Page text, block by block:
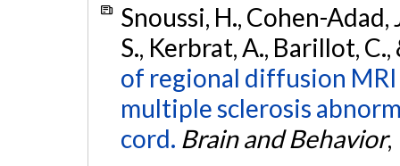
Snoussi, H., Cohen-Adad,
S., Kerbrat, A., Barillot,
of regional diffusion
multiple sclerosis
cord. Brain and Behavior,